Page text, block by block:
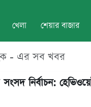
খেলা শেয়ার বাজার
- এর সব খবর
নির্বাচন: